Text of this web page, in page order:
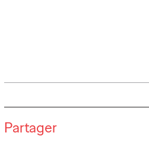
Partager
créative : Alexandre
Crespin